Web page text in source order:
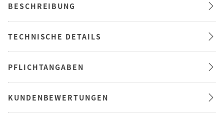
BESCHREIBUNG
TECHNISCHE DETAILS
PFLICHTANGABEN
KUNDENBEWERTUNGEN